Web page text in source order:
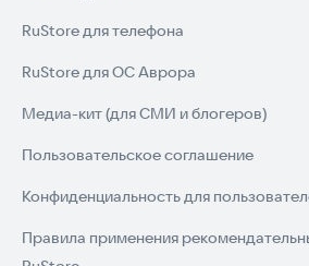
RuStore для телефона
RuStore для ОС Аврора
Медиа-кит (для СМИ и блогеров)
Пользовательское соглашение
Конфиденциальность для
Правила применения